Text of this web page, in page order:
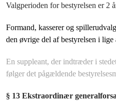
Valgperioden for bestyrelsen er 2
Formand, kasserer og
den øvrige del af bestyrelsen i lige
En suppleant, der indtræder i
følger det pågældende
§ 13 Ekstraordinær